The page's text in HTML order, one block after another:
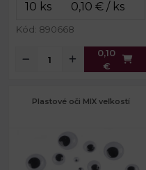
Kód: 890668
0,10
€
Plastové oči MIX veľkostí